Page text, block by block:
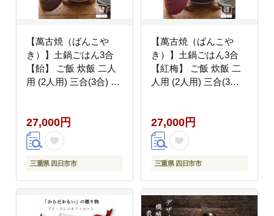
【萬古焼（ばんこや
き）】土鍋ごはん3合
【飴】 ご飯 炊飯 二人
用 (2人用) 三合(3合) 家
めOK】(3合 1.8L 計量
カップ不要 火加減簡
単) 菊花 銀峯 GINPO
27,000円
三重県 四日市市
【萬古焼（ばんこや
き）】土鍋ごはん3合
【紅梅】 ご飯 炊飯 二
人用 (2人用) 三合(3合)
めOK】(3合 1.8L 計量
カップ不要 火加減簡
単) 菊花 銀峯 GINPO
27,000円
三重県 四日市市